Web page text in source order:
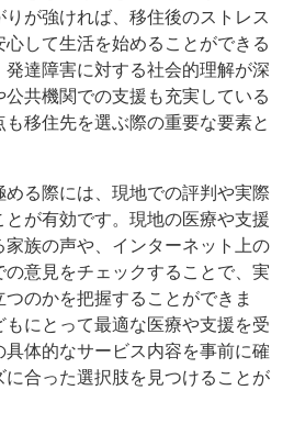
が強ければ、移住後のストレス
して生活を始めることができる
達障害に対する社会的理解が深
共機関での支援も充実している
移住先を選ぶ際の重要な要素と
る際には、現地での評判や実際
が有効です。現地の医療や支援
族の声や、インターネット上の
意見をチェックすることで、実
のかを把握することができま
にとって最適な医療や支援を受
体的なサービス内容を事前に確
合った選択肢を見つけることが